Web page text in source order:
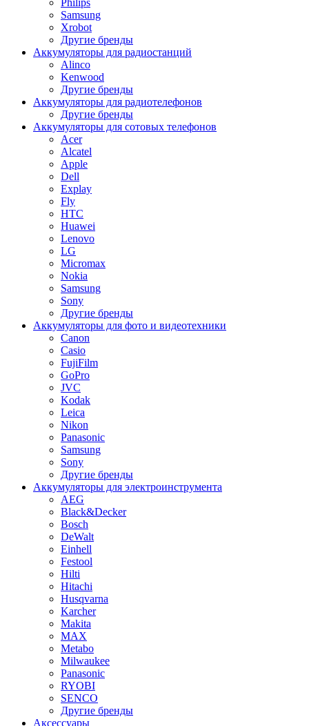
Samsung
Xrobot
Другие бренды
Аккумуляторы для радиостанций
Alinco
Kenwood
Другие бренды
Аккумуляторы для радиотелефонов
Другие бренды
Аккумуляторы для сотовых телефонов
Acer
Alcatel
Apple
Dell
Explay
Fly
HTC
Huawei
Lenovo
LG
Micromax
Nokia
Samsung
Sony
Другие бренды
Аккумуляторы для фото и видеотехники
Canon
Casio
FujiFilm
GoPro
JVC
Kodak
Leica
Nikon
Panasonic
Samsung
Sony
Другие бренды
Аккумуляторы для электроинструмента
AEG
Black&Decker
Bosch
DeWalt
Einhell
Festool
Hilti
Hitachi
Husqvarna
Karcher
Makita
MAX
Metabo
Milwaukee
Panasonic
RYOBI
SENCO
Другие бренды
Аксессуары